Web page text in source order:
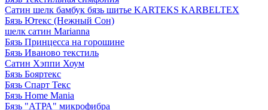
Сатин шелк бамбук бязь шитье KARTEKS KARBELTEX
Бязь Ютекс (Нежный Сон)
шелк сатин Marianna
Бязь Принцесса на горошине
Бязь Иваново текстиль
Сатин Хэппи Хоум
Бязь Бояртекс
Бязь Спарт Текс
Бязь Home Mania
Бязь "АТРА" микрофибра